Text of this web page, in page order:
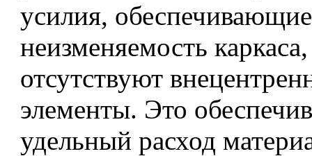
усилия, обеспечивающие
неизменяемость
отсутствуют
элементы. Это
удельный расход